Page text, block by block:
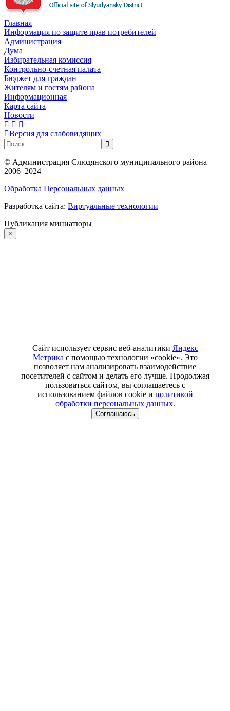
Главная
Информация по защите прав потребителей
Администрация
Дума
Избирательная комиссия
Контрольно-счетная палата
Бюджет для граждан
Жителям и гостям района
Информационная
Карта сайта
Новости
Версия для слабовидящих
© Администрация Слюдянского муниципального района
2006–2024
Обработка Персональных данных
Разработка сайта: Виртуальные технологии
Публикация миниатюры
×
Сайт использует сервис веб-аналитики Яндекс
Метрика с помощью технологии «cookie». Это
позволяет нам анализировать взаимодействие
посетителей с сайтом и делать его лучше. Продолжая
пользоваться сайтом, вы соглашаетесь с
использованием файлов cookie и политикой
обработки персональных данных.
Соглашаюсь